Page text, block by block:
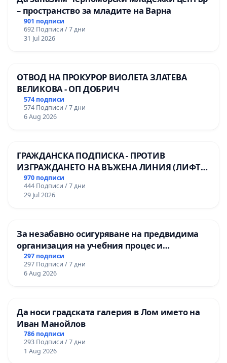
– пространство за младите на Варна
901 подписи
692 Подписи / 7 дни
31 Jul 2026
ОТВОД НА ПРОКУРОР ВИОЛЕТА ЗЛАТЕВА
ВЕЛИКОВА - ОП ДОБРИЧ
574 подписи
574 Подписи / 7 дни
6 Aug 2026
ГРАЖДАНСКА ПОДПИСКА - ПРОТИВ
ИЗГРАЖДАНЕТО НА ВЪЖЕНА ЛИНИЯ (ЛИФТ)
НА ТЕРИТОРИЯТА НА ПРИРОДНА
ЗАБЕЛЕЖИТЕЛНОСТ „ХЪЛМ НА
ОСВОБОДИТЕЛИТЕ“ (БУНАРДЖИК)
970 подписи
444 Подписи / 7 дни
29 Jul 2026
За незабавно осигуряване на предвидима
организация на учебния процес и
гарантиране на правото на равнопоставено
и качествено образование на учениците от
ОУ „Княз Александър I“ и Хуманитарна
297 подписи
297 Подписи / 7 дни
6 Aug 2026
Да носи градската галерия в Лом името на
Иван Манойлов
786 подписи
293 Подписи / 7 дни
1 Aug 2026